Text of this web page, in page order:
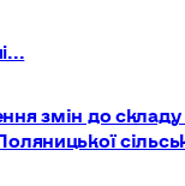
змін до